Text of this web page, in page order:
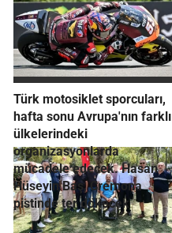
Türk motosiklet sporcuları,
hafta sonu Avrupa'nın farklı
ülkelerindeki
organizasyonlarda
mücadele edecek. Hasan
Hüseyin Baş, Cremona
pistinde ter dökecek